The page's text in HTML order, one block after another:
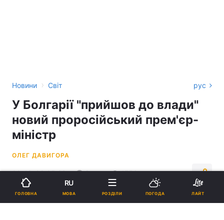
Новини › Світ рус
У Болгарії "прийшов до влади"
новий проросійський прем'єр-
міністр
ОЛЕГ ДАВИГОРА
00:42, 09.05.26 2 хв. 1756
Підпишіться на нас в Google
ГОЛОВНА
RU
МОВА РОЗДІЛИ ПОГОДА ЛАЙТ